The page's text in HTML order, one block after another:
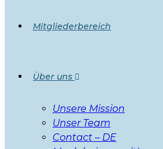
Mitgliederbereich
Über uns
Unsere Mission
Unser Team
Contact – DE